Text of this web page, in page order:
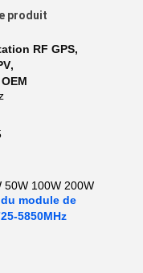
produit
RF GPS,
,
50W 100W 200W
module de
5850MHz